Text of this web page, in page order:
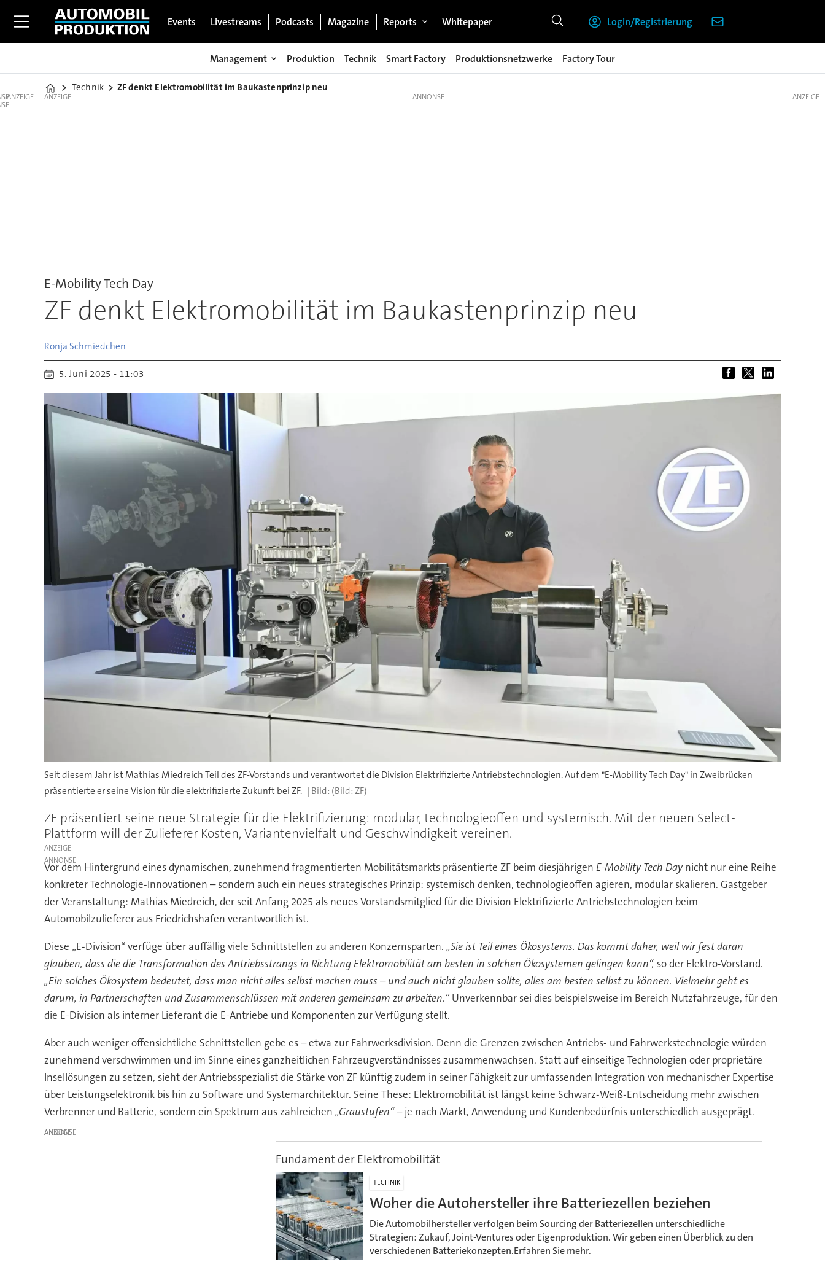
Events Livestreams Podcasts Magazine Reports Whitepaper Login/Registrierung
Management Produktion Technik Smart Factory Produktionsnetzwerke Factory Tour
Home
Technik ZF denkt Elektromobilität im Baukastenprinzip neu
ANZEIGE ANZEIGE
E-Mobility Tech Day
ZF denkt Elektromobilität im Baukastenprinzip neu
Ronja Schmiedchen
5. Juni 2025 - 11:03
Seit diesem Jahr ist Mathias Miedreich Teil des ZF-Vorstands und verantwortet die Division Elektrifizierte Antriebstechnologien. Auf dem "E-Mobility Tech Day" in Zweibrücken
präsentierte er seine Vision für die elektrifizierte Zukunft bei ZF.
(Bild: ZF)
ZF präsentiert seine neue Strategie für die Elektrifizierung: modular, technologieoffen und systemisch. Mit der neuen Select-
Plattform will der Zulieferer Kosten, Variantenvielfalt und Geschwindigkeit vereinen.
ANZEIGE
Vor dem Hintergrund eines dynamischen, zunehmend fragmentierten Mobilitätsmarkts präsentierte ZF beim diesjährigen E-Mobility Tech Daynicht nur eine Reihe
konkreter Technologie-Innovationen – sondern auch ein neues strategisches Prinzip: systemisch denken, technologieoffen agieren, modular skalieren. Gastgeber
der Veranstaltung: Mathias Miedreich, der seit Anfang 2025 als neues Vorstandsmitglied für die Division Elektrifizierte Antriebstechnologien beim
Automobilzulieferer aus Friedrichshafen verantwortlich ist.
Diese „E-Division“ verfüge über auffällig viele Schnittstellen zu anderen Konzernsparten. „Sie ist Teil eines Ökosystems. Das kommt daher, weil wir fest daran
glauben, dass die die Transformation des Antriebsstrangs in Richtung Elektromobilität am besten in solchen Ökosystemen gelingen kann“, so der Elektro-Vorstand.
„Ein solches Ökosystem bedeutet, dass man nicht alles selbst machen muss – und auch nicht glauben sollte, alles am besten selbst zu können. Vielmehr geht es
darum, in Partnerschaften und Zusammenschlüssen mit anderen gemeinsam zu arbeiten.“Unverkennbar sei dies beispielsweise im Bereich Nutzfahrzeuge, für den
die E-Division als interner Lieferant die E-Antriebe und Komponenten zur Verfügung stellt.
Aber auch weniger offensichtliche Schnittstellen gebe es – etwa zur Fahrwerksdivision. Denn die Grenzen zwischen Antriebs- und Fahrwerkstechnologie würden
zunehmend verschwimmen und im Sinne eines ganzheitlichen Fahrzeugverständnisses zusammenwachsen. Statt auf einseitige Technologien oder proprietäre
Insellösungen zu setzen, sieht der Antriebsspezialist die Stärke von ZF künftig zudem in seiner Fähigkeit zur umfassenden Integration von mechanischer Expertise
über Leistungselektronik bis hin zu Software und Systemarchitektur. Seine These: Elektromobilität ist längst keine Schwarz-Weiß-Entscheidung mehr zwischen
Verbrenner und Batterie, sondern ein Spektrum aus zahlreichen „Graustufen“– je nach Markt, Anwendung und Kundenbedürfnis unterschiedlich ausgeprägt.
ANZEIGE
Fundament der Elektromobilität
TECHNIK
Woher die Autohersteller ihre Batteriezellen beziehen
Die Automobilhersteller verfolgen beim Sourcing der Batteriezellen unterschiedliche
Strategien: Zukauf, Joint-Ventures oder Eigenproduktion. Wir geben einen Überblick zu den
verschiedenen Batteriekonzepten.Erfahren Sie mehr.
ANZEIGE